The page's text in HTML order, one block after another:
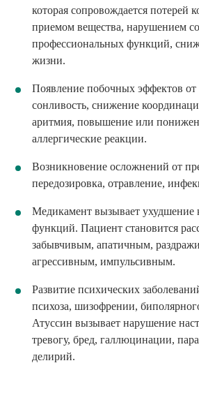
которая сопровождается потерей
приемом вещества, нарушением
профессиональных функций,
жизни.
Появление побочных эффектов от
сонливость, снижение
аритмия, повышение или
аллергические реакции.
Возникновение осложнений от
передозировка, отравление,
Медикамент вызывает ухудшение
функций. Пациент становится
забывчивым, апатичным,
агрессивным, импульсивным.
Развитие психических
психоза, шизофрении,
Атуссин вызывает нарушение
тревогу, бред, галлюцинации,
делирий.